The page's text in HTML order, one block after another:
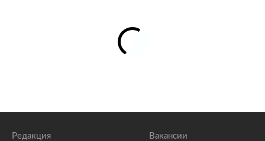
Редакция Вакансии